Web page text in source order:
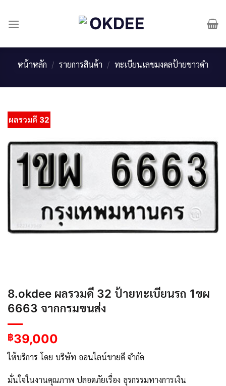
content
หน้าหลัก / รายการสินค้า / ทะเบียนเลขมงคลป้ายขาวดำ
ผลรวมดี 32
8.okdee ผลรวมดี 32 ป้ายทะเบียนรถ 1ขผ
6663 จากกรมขนส่ง
฿39,000
ให้บริการ โดย บริษัท ออนไลน์ขายดี จำกัด
มั่นใจในงานคุณภาพ ปลอดภัยเรื่อง ธุรกรรมทางการเงิน